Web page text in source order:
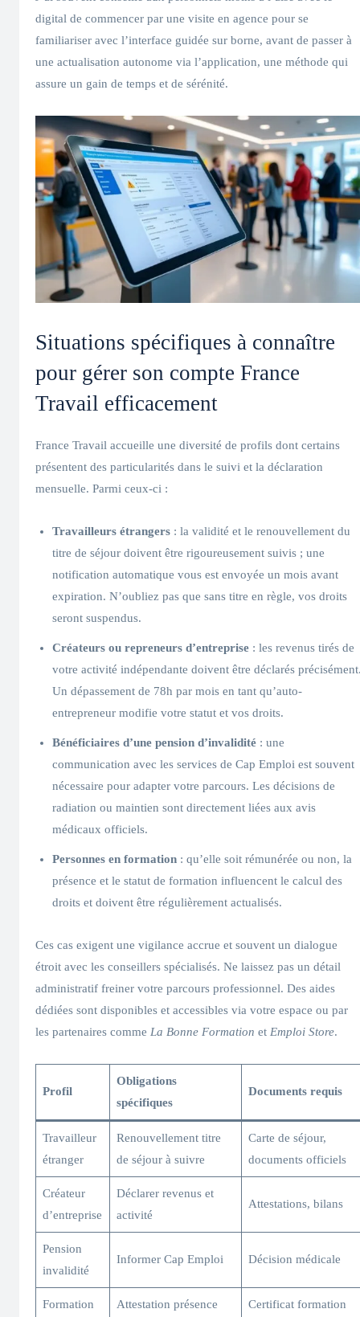
digital de commencer par une visite en agence pour se
familiariser avec l’interface guidée sur borne, avant de passer à
une actualisation autonome via l’application, une méthode qui
assure un gain de temps et de sérénité.
Situations spécifiques à connaître
pour gérer son compte France
Travail efficacement
France Travail accueille une diversité de profils dont certains
présentent des particularités dans le suivi et la déclaration
mensuelle. Parmi ceux-ci :
Travailleurs étrangers : la validité et le renouvellement du
titre de séjour doivent être rigoureusement suivis ; une
notification automatique vous est envoyée un mois avant
expiration. N’oubliez pas que sans titre en règle, vos droits
seront suspendus.
Créateurs ou repreneurs d’entreprise : les revenus tirés de
votre activité indépendante doivent être déclarés
Un dépassement de 78h par mois en tant qu’auto-
entrepreneur modifie votre statut et vos droits.
Bénéficiaires d’une pension d’invalidité : une
communication avec les services de Cap Emploi est souvent
nécessaire pour adapter votre parcours. Les décisions de
radiation ou maintien sont directement liées aux avis
médicaux officiels.
Personnes en formation : qu’elle soit rémunérée ou non, la
présence et le statut de formation influencent le calcul des
droits et doivent être régulièrement actualisés.
Ces cas exigent une vigilance accrue et souvent un dialogue
étroit avec les conseillers spécialisés. Ne laissez pas un détail
administratif freiner votre parcours professionnel. Des aides
dédiées sont disponibles et accessibles via votre espace ou par
les partenaires comme La Bonne Formation et Emploi Store.
Profil
Obligations
spécifiques
Documents requis
Travailleur
étranger
Renouvellement titre
de séjour à suivre
Carte de séjour,
documents officiels
Créateur
d’entreprise
Déclarer revenus et
activité
Attestations, bilans
Pension
invalidité
Informer Cap Emploi Décision médicale
Formation Attestation présence Certificat formation